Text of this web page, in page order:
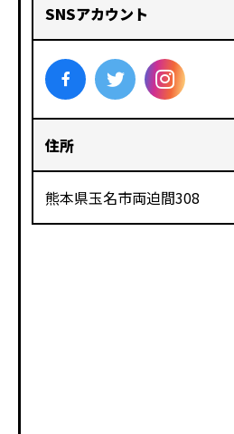
SNSアカウント
住所
熊本県玉名市両迫間308